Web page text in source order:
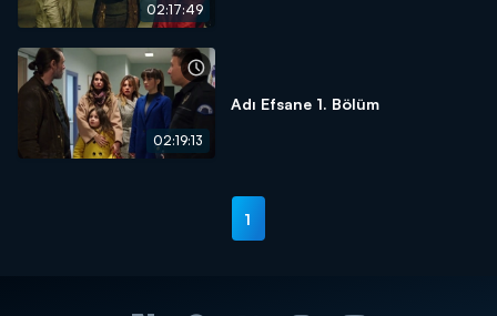
02:17:49
02:19:13
Adı Efsane 1. Bölüm
1